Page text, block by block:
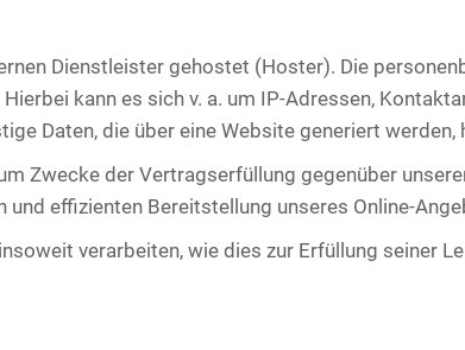
Dienstleister gehostet (Hoster). Die
kann es sich v. a. um IP-Adressen,
Daten, die über eine Website generiert werden,
Zwecke der Vertragserfüllung gegenüber
und effizienten Bereitstellung unseres Online-
verarbeiten, wie dies zur Erfüllung seiner